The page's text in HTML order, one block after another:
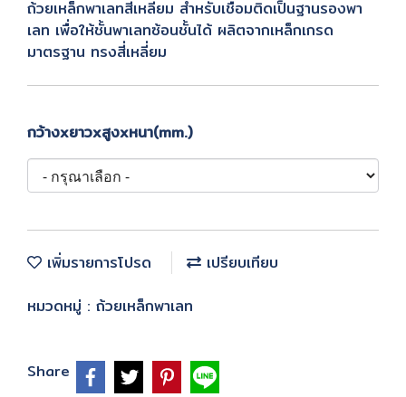
ถ้วยเหล็กพาเลทสี่เหลี่ยม สำหรับเชื่อมติดเป็นฐานรองพา
เลท เพื่อให้ชั้นพาเลทซ้อนชั้นได้ ผลิตจากเหล็กเกรด
มาตรฐาน ทรงสี่เหลี่ยม
กว้างxยาวxสูงxหนา(mm.)
เพิ่มรายการโปรด
เปรียบเทียบ
หมวดหมู่ : ถ้วยเหล็กพาเลท
Share